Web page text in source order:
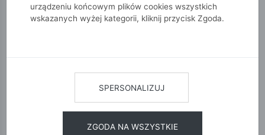
urządzeniu końcowym plików cookies wszystkich
wskazanych wyżej kategorii, kliknij przycisk Zgoda.
SPERSONALIZUJ
ZGODA NA WSZYSTKIE